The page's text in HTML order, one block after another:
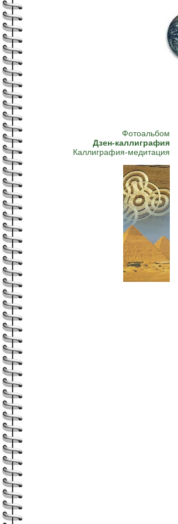
Фотоальбом
Дзен-каллиграфия
Каллиграфия-медитация